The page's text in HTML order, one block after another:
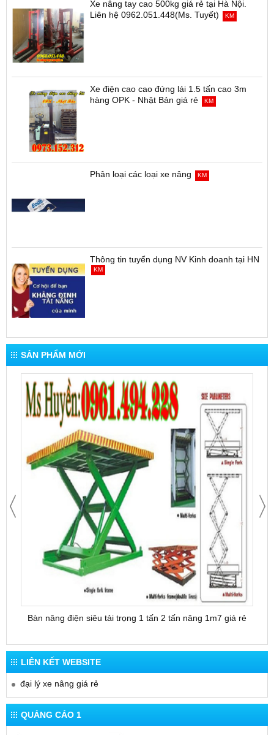
Xe nâng tay cao 500kg giá rẻ tại Hà Nội.
Liên hệ 0962.051.448(Ms. Tuyết)
KM
Xe điện cao cao đứng lái 1.5 tấn cao 3m
hàng OPK - Nhật Bản giá rẻ
KM
Phân loại các loại xe nâng KM
Thông tin tuyển dụng NV Kinh doanh tại HN
KM
SẢN PHẨM MỚI
Bàn nâng điện siêu tải trọng 1 tấn 2 tấn nâng 1m7 giá rẻ
LIÊN KẾT WEBSITE
đại lý xe nâng giá rẻ
QUẢNG CÁO 1